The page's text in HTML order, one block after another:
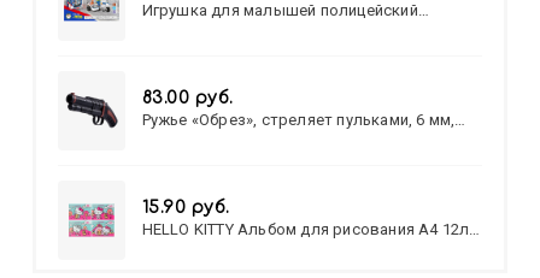
Игрушка для малышей полицейский
83.00 руб.
Ружье «Обрез», стреляет пульками, 6 мм,
15.90 руб.
HELLO KITTY Альбом для рисования А4 12л.